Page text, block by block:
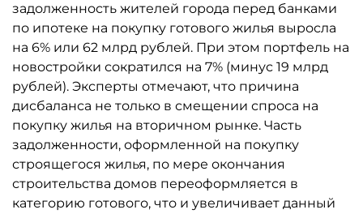
задолженность жителей города перед банками
по ипотеке на покупку готового жилья выросла
на 6% или 62 млрд рублей. При этом портфель на
новостройки сократился на 7% (минус 19 млрд
рублей). Эксперты отмечают, что причина
дисбаланса не только в смещении спроса на
покупку жилья на вторичном рынке. Часть
задолженности, оформленной на покупку
строящегося жилья, по мере окончания
строительства домов переоформляется в
категорию готового, что и увеличивает данный